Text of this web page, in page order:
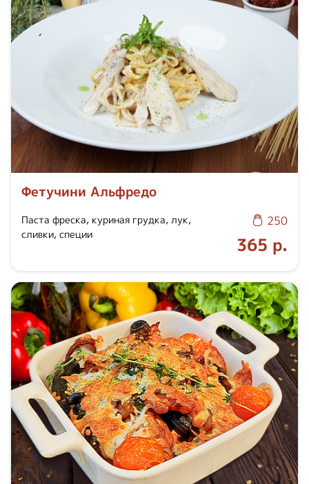
Фетучини Альфредо
Паста фреска, куриная грудка, лук,
сливки, специи
250
365 р.